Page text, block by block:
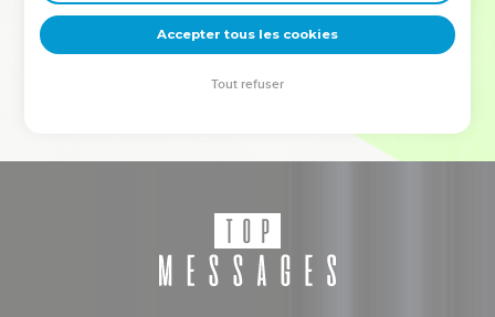
deviennent vos tremplins. Que vous guidiez un ministère, une
équipe, un groupe ou une famille, leur expérience est faite
pour vous.
Accepter tous les cookies
Tout refuser